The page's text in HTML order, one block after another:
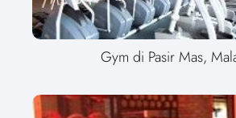
Gym di Pasir Mas,